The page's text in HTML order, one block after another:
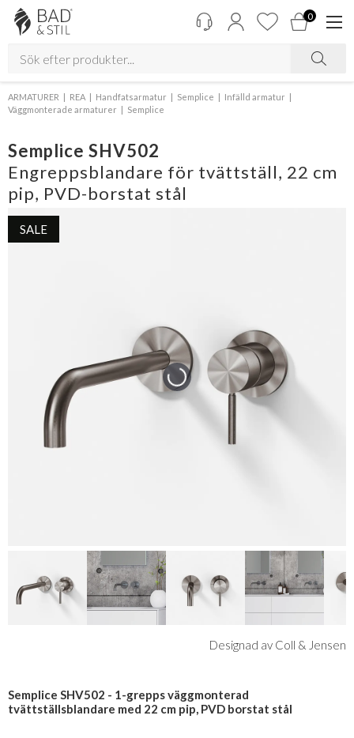
0
ARMATURER REA Handfatsarmatur Semplice
Infälld armatur
Väggmonterade armaturer
Semplice
Semplice SHV502
Engreppsblandare för tvättställ, 22 cm
pip, PVD-borstat stål
SALE
Designad av Coll & Jensen
Semplice SHV502 - 1-grepps väggmonterad
tvättställsblandare med 22 cm pip, PVD borstat stål